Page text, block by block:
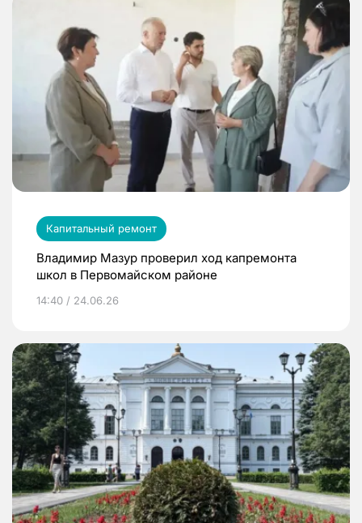
Капитальный ремонт
Владимир Мазур проверил ход капремонта
школ в Первомайском районе
14:40 / 24.06.26